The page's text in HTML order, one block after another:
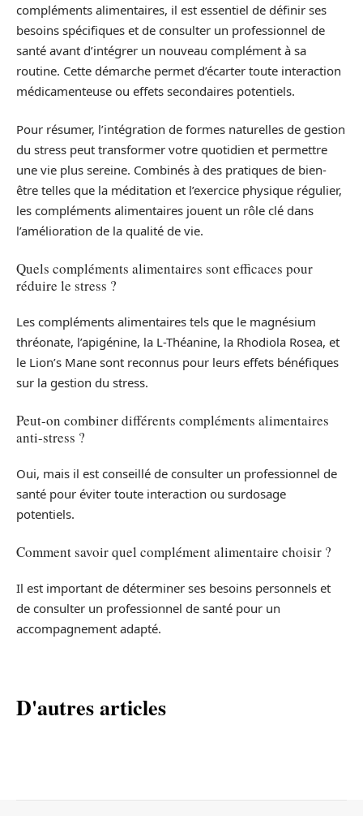
compléments alimentaires, il est essentiel de définir ses
besoins spécifiques et de consulter un professionnel de
santé avant d’intégrer un nouveau complément à sa
routine. Cette démarche permet d’écarter toute interaction
médicamenteuse ou effets secondaires potentiels.
Pour résumer, l’intégration de formes naturelles de gestion
du stress peut transformer votre quotidien et permettre
une vie plus sereine. Combinés à des pratiques de bien-
être telles que la méditation et l’exercice physique régulier,
les compléments alimentaires jouent un rôle clé dans
l’amélioration de la qualité de vie.
Quels compléments alimentaires sont efficaces pour
réduire le stress ?
Les compléments alimentaires tels que le magnésium
thréonate, l’apigénine, la L-Théanine, la Rhodiola Rosea, et
le Lion’s Mane sont reconnus pour leurs effets bénéfiques
sur la gestion du stress.
Peut-on combiner différents compléments alimentaires
anti-stress ?
Oui, mais il est conseillé de consulter un professionnel de
santé pour éviter toute interaction ou surdosage
potentiels.
Comment savoir quel complément alimentaire choisir ?
Il est important de déterminer ses besoins personnels et
de consulter un professionnel de santé pour un
accompagnement adapté.
D'autres articles